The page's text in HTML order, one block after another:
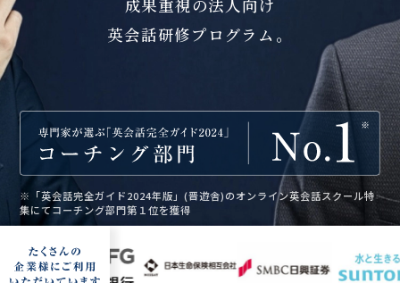
成果重視の法人向け
英会話研修プログラム。
※「英会話完全ガイド2024年版」(晋遊舎)のオンライン英会話スクール特
集にてコーチング部門第１位を獲得